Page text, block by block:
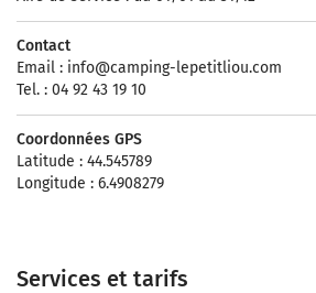
Contact
Email : info@camping-lepetitliou.com
Tel. : 04 92 43 19 10
Coordonnées GPS
Latitude : 44.545789
Longitude : 6.4908279
Services et tarifs